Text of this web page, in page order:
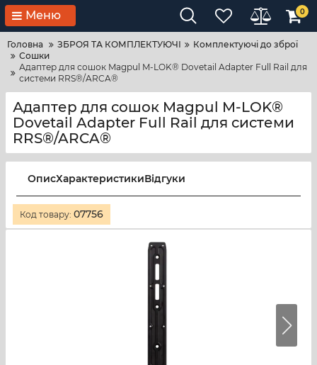
Меню 0
Головна ЗБРОЯ ТА КОМПЛЕКТУЮЧІ
Комплектуючі до зброї
Сошки
Адаптер для сошок Magpul M-LOK® Dovetail Adapter Full Rail для
системи RRS®/ARCA®
Адаптер для сошок Magpul M-LOK®
Dovetail Adapter Full Rail для системи
RRS®/ARCA®
ОписХарактеристикиВідгуки
Код товару: 07756